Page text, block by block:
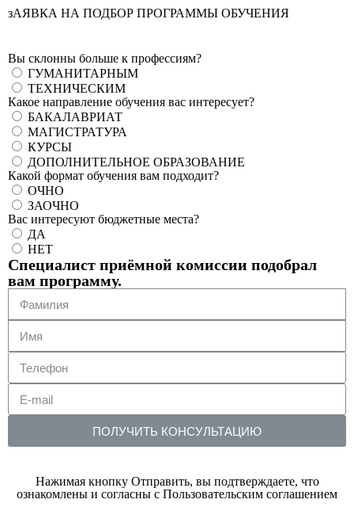
зАЯВКА НА ПОДБОР ПРОГРАММЫ ОБУЧЕНИЯ
Вы склонны больше к профессиям?
ГУМАНИТАРНЫМ
ТЕХНИЧЕСКИМ
Какое направление обучения вас интересует?
БАКАЛАВРИАТ
МАГИСТРАТУРА
КУРСЫ
ДОПОЛНИТЕЛЬНОЕ ОБРАЗОВАНИЕ
Какой формат обучения вам подходит?
ОЧНО
ЗАОЧНО
Вас интересуют бюджетные места?
ДА
НЕТ
Специалист приёмной комиссии подобрал
вам программу.
ПОЛУЧИТЬ КОНСУЛЬТАЦИЮ
Нажимая кнопку Отправить, вы подтверждаете, что
ознакомлены и согласны с Пользовательским соглашением